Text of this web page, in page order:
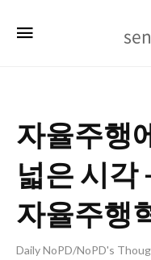
자율주행
넓은 시각
자율주행
Daily NoPD/NoPD's